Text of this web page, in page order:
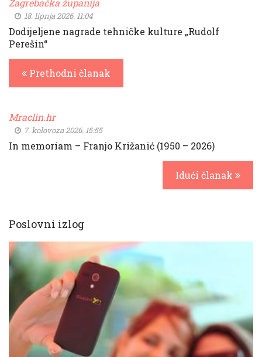
Zagrebačka županija
18. lipnja 2026. 11:04
Dodijeljene nagrade tehničke kulture „Rudolf
Perešin“
Prethodni članak
Mraclin.hr
7. kolovoza 2026. 15:55
In memoriam – Franjo Križanić (1950 – 2026)
Idući članak
Poslovni izlog